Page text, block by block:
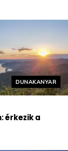
Helyszín
DUNAKANYAR
érkezik a